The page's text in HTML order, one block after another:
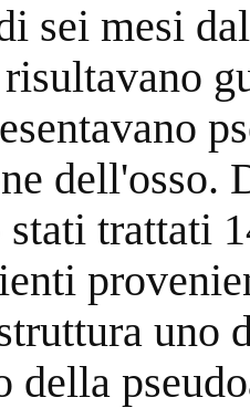
sei mesi
dell'osso.
stati trattati
uno
della